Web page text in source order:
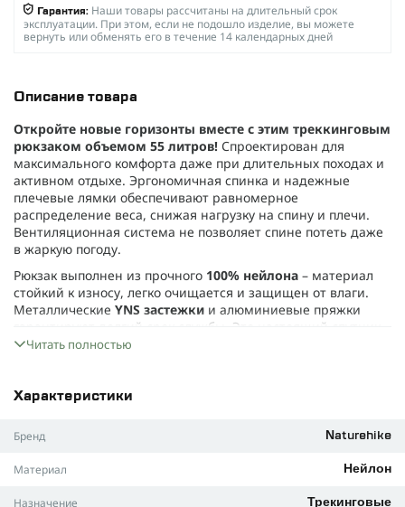
Гарантия: Наши товары рассчитаны на длительный срок
эксплуатации. При этом, если не подошло изделие, вы можете
вернуть или обменять его в течение 14 календарных дней
Описание товара
Откройте новые горизонты вместе с этим треккинговым
рюкзаком объемом 55 литров! Спроектирован для
максимального комфорта даже при длительных походах и
активном отдыхе. Эргономичная спинка и надежные
плечевые лямки обеспечивают равномерное
распределение веса, снижая нагрузку на спину и плечи.
Вентиляционная система не позволяет спине потеть даже
в жаркую погоду.
Рюкзак выполнен из прочного 100% нейлона – материал
стойкий к износу, легко очищается и защищен от влаги.
Металлические YNS застежки и алюминиевые пряжки
гарантируют долгий срок службы. Это настоящий спутник
для захватывающих путешествий!
Цвет: зеленый.
Вместительные эластичные карманы позволяют удобно
Читать полностью
Характеристики
Бренд Naturehike
Материал Нейлон
Назначение Трекинговые